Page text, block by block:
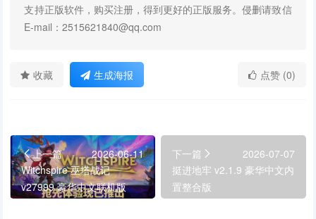
支持正版软件，购买注册，得到更好的正版服务。侵删请致信
E-mail：2515621840@qq.com
收藏 生成海报 点赞 (0)
上一篇
2026-06-11
Witchspire 巫塔战记
v27999 豪华中文联机版
下一篇
2026-07-07
挺进地牢 v2.1.9 豪华中文内
置整合版